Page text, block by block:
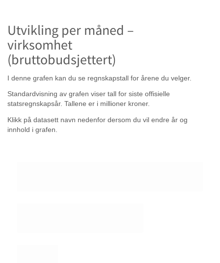
Utvikling per måned –
virksomhet
(bruttobudsjettert)
I denne grafen kan du se regnskapstall for årene du velger.
Standardvisning av grafen viser tall for siste offisielle
statsregnskapsår. Tallene er i millioner kroner.
Klikk på datasett navn nedenfor dersom du vil endre år og
innhold i grafen.